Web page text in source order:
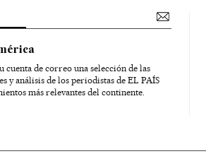
cuenta de correo una selección de las
y análisis de los periodistas de EL PAÍS
más relevantes del continente.